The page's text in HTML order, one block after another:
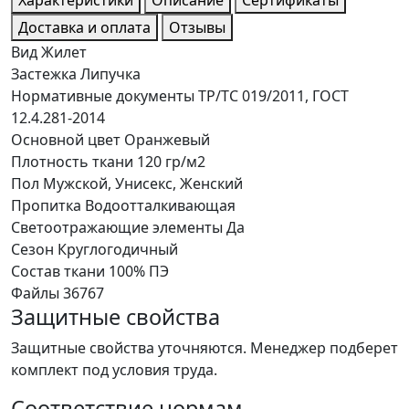
Доставка и оплата
Отзывы
ВидЖилет
Застежка Липучка
Нормативные документы ТР/ТС 019/2011, ГОСТ
12.4.281-2014
Основной цвет Оранжевый
Плотность ткани 120 гр/м2
Пол Мужской, Унисекс, Женский
Пропитка Водоотталкивающая
Светоотражающие элементы Да
Сезон Круглогодичный
Состав ткани 100% ПЭ
Файлы 36767
Защитные свойства
Защитные свойства уточняются. Менеджер подберет
комплект под условия труда.